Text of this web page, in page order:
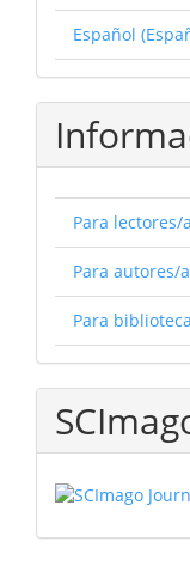
Español
Para lectores/
Para autores/
Para